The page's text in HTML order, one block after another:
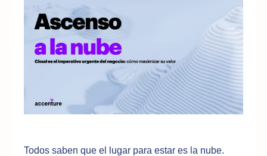
Todos saben que el lugar para estar es la nube.